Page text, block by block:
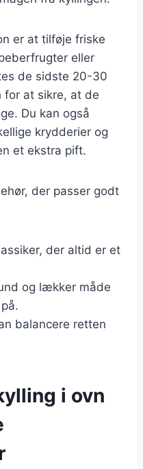
er at tilføje friske
eller
de sidste 20-30
for at sikre, at de
Du kan også
krydderier og
et ekstra pift.
der passer godt
der altid er et
og lækker måde
balancere retten
i ovn